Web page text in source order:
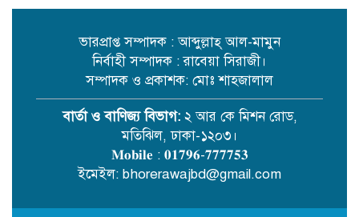
আহত-১
শ্রীপুরের বিশিষ্ট সমাজসেবক মোঃ
ইসমাইল হোসেন এর ১২তম মৃত্যুবার্ষিকী
১২ আগস্ট বুধবার
ভারপ্রাপ্ত সম্পাদক : আব্দুল্লাহ্ আল-মামুন
নির্বাহী সম্পাদক : রাবেয়া সিরাজী।
সম্পাদক ও প্রকাশক: মোঃ শাহজালাল
বার্তা ও বাণিজ্য বিভাগ: ২ আর কে মিশন রোড,
মতিঝিল, ঢাকা-১২০৩।
𝐌𝐨𝐛𝐢𝐥𝐞 : 𝟎𝟏𝟕𝟗𝟔-𝟕𝟕𝟕𝟕𝟓𝟑
ইমেইল: bhorerawajbd@gmail.com